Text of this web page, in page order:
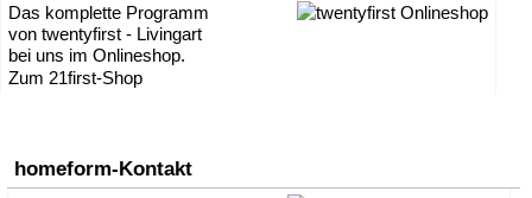
Das komplette Programm
von twentyfirst - Livingart
bei uns im Onlineshop.
Zum 21first-Shop
homeform-Kontakt